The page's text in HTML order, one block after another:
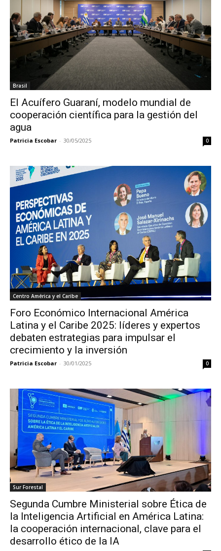
Brasil
El Acuífero Guaraní, modelo mundial de
cooperación científica para la gestión del
agua
Patricia Escobar - 30/05/2025 0
Centro América y el Caribe
Foro Económico Internacional América
Latina y el Caribe 2025: líderes y expertos
debaten estrategias para impulsar el
crecimiento y la inversión
Patricia Escobar - 30/01/2025 0
Sur Forestal
Segunda Cumbre Ministerial sobre Ética de
la Inteligencia Artificial en América Latina:
la cooperación internacional, clave para el
desarrollo ético de la IA